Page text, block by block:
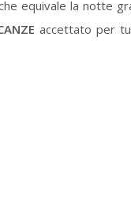
equivale la notte
accettato per